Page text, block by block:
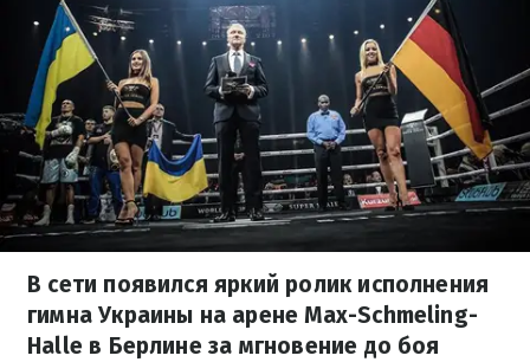
В сети появился яркий ролик исполнения
гимна Украины на арене Max-Schmeling-
Halle в Берлине за мгновение до боя